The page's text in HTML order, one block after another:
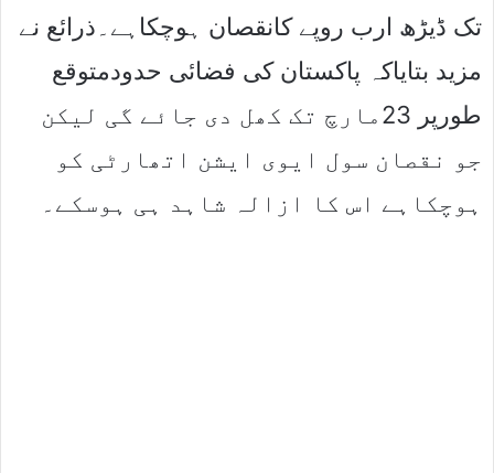
تک ڈیڑھ ارب روپے کانقصان ہوچکاہے۔ذرائع نے
مزید بتایاکہ پاکستان کی فضائی حدودمتوقع
طورپر 23مارچ تک کھل دی جائے گی لیکن
جو نقصان سول ایوی ایشن اتھارٹی کو
ہوچکاہے اس کا ازالہ شاہد ہی ہوسکے۔